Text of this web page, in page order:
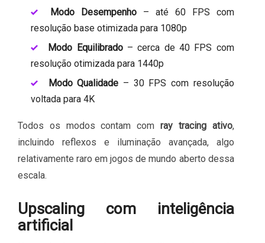
Modo Desempenho– até 60 FPS com
resolução base otimizada para 1080p
Modo Equilibrado– cerca de 40 FPS com
resolução otimizada para 1440p
Modo Qualidade – 30 FPS com resolução
voltada para 4K
Todos os modos contam comray tracing ativo,
incluindo reflexos e iluminação avançada, algo
relativamente raro em jogos de mundo aberto dessa
escala.
Upscaling com inteligência
artificial